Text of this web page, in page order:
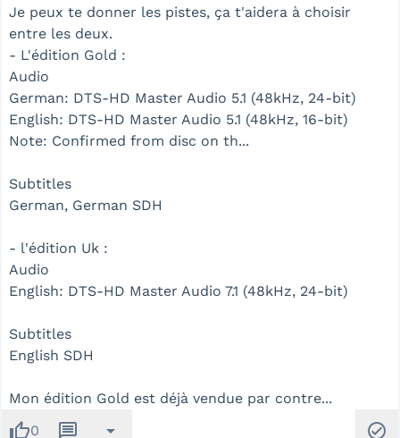
Je peux te donner les pistes, ça t'aidera à choisir
entre les deux.
- L'édition Gold :
Audio
German: DTS-HD Master Audio 5.1 (48kHz, 24-bit)
English: DTS-HD Master Audio 5.1 (48kHz, 16-bit)
Note: Confirmed from disc on th...
Subtitles
German, German SDH
- l'édition Uk :
Audio
English: DTS-HD Master Audio 7.1 (48kHz, 24-bit)
Subtitles
English SDH
Mon édition Gold est déjà vendue par contre...
thumb_up0 message arrow_drop_down check_circle